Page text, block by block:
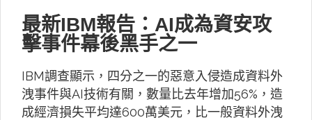
最新IBM報告：AI成為資安攻
擊事件幕後黑手之一
IBM調查顯示，四分之一的惡意入侵造成資料外
洩事件與AI技術有關，數量比去年增加56%，造
成經濟損失平均達600萬美元，比一般資料外洩